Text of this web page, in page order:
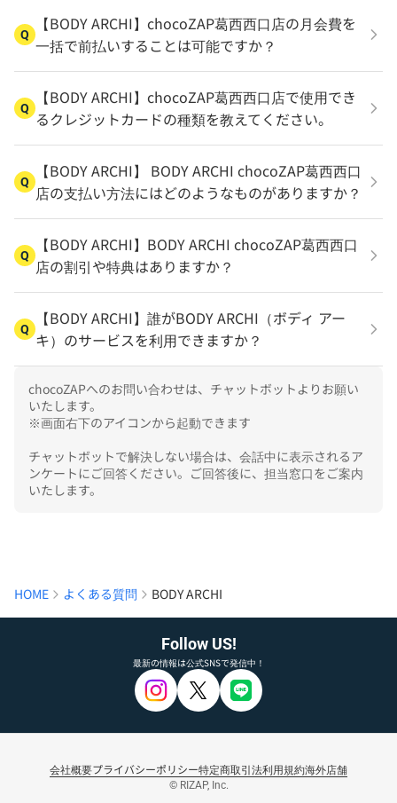
Q
【BODY ARCHI】chocoZAP葛西西口店の月会費を
一括で前払いすることは可能ですか？
Q
【BODY ARCHI】chocoZAP葛西西口店で使用でき
るクレジットカードの種類を教えてください。
Q
【BODY ARCHI】 BODY ARCHI chocoZAP葛西西口
店の支払い方法にはどのようなものがありますか？
Q
【BODY ARCHI】BODY ARCHI chocoZAP葛西西口
店の割引や特典はありますか？
Q
【BODY ARCHI】誰がBODY ARCHI（ボディ アー
キ）のサービスを利用できますか？
chocoZAPへのお問い合わせは、チャットボットよりお願い
いたします。
※画面右下のアイコンから起動できます
チャットボットで解決しない場合は、会話中に表示されるア
ンケートにご回答ください。ご回答後に、担当窓口をご案内
いたします。
HOME よくある質問 BODY ARCHI
Follow US!
最新の情報は公式SNSで発信中！
会社概要プライバシーポリシー特定商取引法利用規約海外店舗
© RIZAP, Inc.